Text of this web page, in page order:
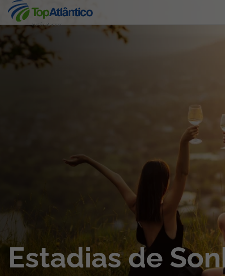
Hotéis Baratos
Destinos
Pacotes de Férias
Cruzeiros
Promoções
Estadias de